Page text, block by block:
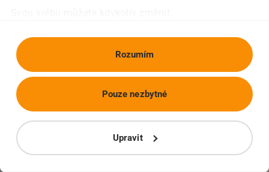
Rozumím
Upravit
Pouze nezbytné